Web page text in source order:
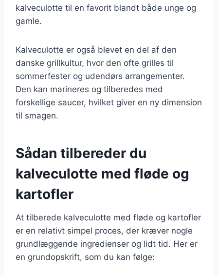
kalveculotte til en favorit blandt både unge og
gamle.
Kalveculotte er også blevet en del af den
danske grillkultur, hvor den ofte grilles til
sommerfester og udendørs arrangementer.
Den kan marineres og tilberedes med
forskellige saucer, hvilket giver en ny dimension
til smagen.
Sådan tilbereder du
kalveculotte med fløde og
kartofler
At tilberede kalveculotte med fløde og kartofler
er en relativt simpel proces, der kræver nogle
grundlæggende ingredienser og lidt tid. Her er
en grundopskrift, som du kan følge: